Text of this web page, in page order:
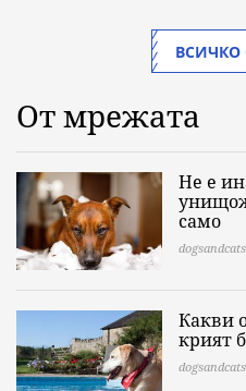
ВСИЧКО
От мрежата
Не е
само
Какви
крият